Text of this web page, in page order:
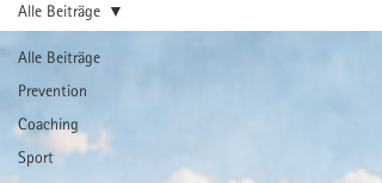
Alle Beiträge
Prevention
Coaching
Sport
Alle Beiträge